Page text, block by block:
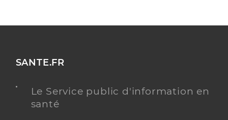
SANTE.FR
Le Service public d'information en
santé